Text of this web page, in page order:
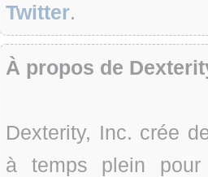
Twitter.
À propos de
Dexterity, Inc. crée
à temps plein